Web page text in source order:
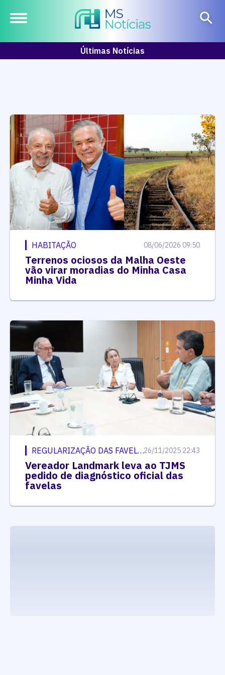
Últimas Notícias
HABITAÇÃO 08/06/2026 09:50
Terrenos ociosos da Malha Oeste
vão virar moradias do Minha Casa
Minha Vida
REGULARIZAÇÃO DAS FAVELAS26/11/2025 22:43
Vereador Landmark leva ao TJMS
pedido de diagnóstico oficial das
favelas